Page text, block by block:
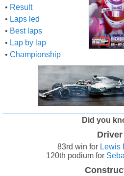
• Result
• Laps led
• Best laps
• Lap by lap
• Championship
Did you
Driver
83rd win for Lewis
120th podium for